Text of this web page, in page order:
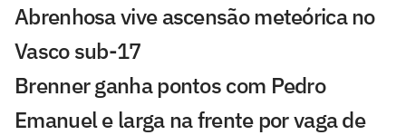
Abrenhosa vive ascensão meteórica no
Vasco sub-17
Brenner ganha pontos com Pedro
Emanuel e larga na frente por vaga de